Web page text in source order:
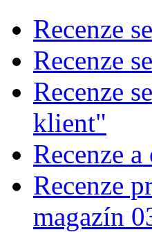
Recenze
Recenze
Recenze
klient"
Recenze
Recenze
magazín